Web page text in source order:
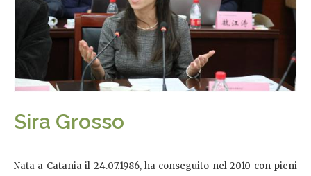
Sira Grosso
Nata a Catania il 24.07.1986, ha conseguito nel 2010 con pieni